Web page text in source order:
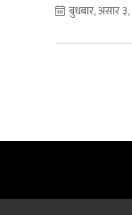
बुधबार, असार